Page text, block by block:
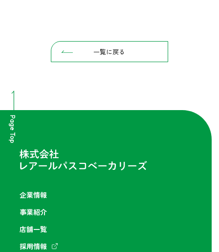
一覧に戻る
Page Top
企業情報
事業紹介
店舗一覧
採用情報